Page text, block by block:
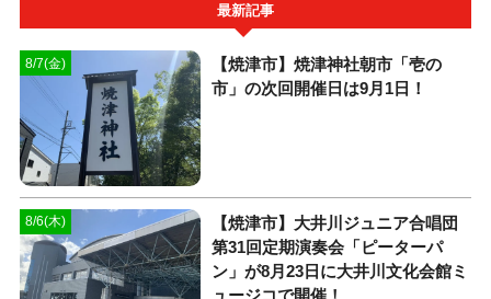
最新記事
8/7(金)
【焼津市】焼津神社朝市「壱の
市」の次回開催日は9月1日！
8/6(木)
【焼津市】大井川ジュニア合唱団
第31回定期演奏会「ピーターパ
ン」が8月23日に大井川文化会館ミ
ュージコで開催！